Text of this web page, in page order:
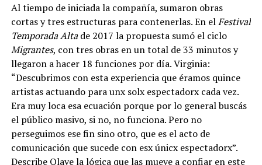
Al tiempo de iniciada la compañía, sumaron obras
cortas y tres estructuras para contenerlas. En elFestival
Temporada Altade 2017 la propuesta sumó el ciclo
Migrantes, con tres obras en un total de 33 minutos y
llegaron a hacer 18 funciones por día. Virginia:
“Descubrimos con esta experiencia que éramos quince
artistas actuando para unx solx espectadorx cada vez.
Era muy loca esa ecuación porque por lo general buscás
el público masivo, si no, no funciona. Pero no
perseguimos ese fin sino otro, que es el acto de
comunicación que sucede con esx únicx espectadorx”.
Describe Olave la lógica que las mueve a confiar en este